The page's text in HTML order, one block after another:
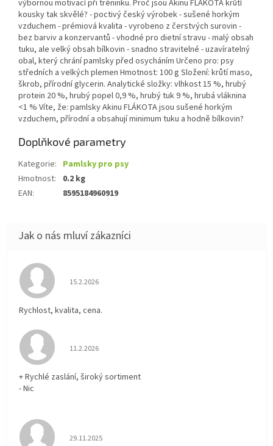
výbornou motivací při tréninku. Proč jsou Akinu FLÁKOTA krůtí
kousky tak skvělé? - poctivý český výrobek - sušené horkým
vzduchem - prémiová kvalita - vyrobeno z čerstvých surovin -
bez barviv a konzervantů - vhodné pro dietní stravu - malý obsah
tuku, ale velký obsah bílkovin - snadno stravitelné - uzavíratelný
obal, který chrání pamlsky před osycháním Určeno pro: psy
středních a velkých plemen Hmotnost: 100 g Složení: krůtí maso,
škrob, přírodní glycerin. Analytické složky: vlhkost 15 %, hrubý
protein 20 %, hrubý popel 0,9 %, hrubý tuk 9 %, hrubá vláknina
<1 % Víte, že: pamlsky Akinu FLÁKOTA jsou sušené horkým
vzduchem, přírodní a obsahují minimum tuku a hodně bílkovin?
Doplňkové parametry
Kategorie: Pamlsky pro psy
Hmotnost:
0.2 kg
EAN: 8595184960919
Hodnocení obchodu je 5 z 5 hvězdiček.
15.2.2026
Rychlost, kvalita, cena.
Hodnocení obchodu je 5 z 5 hvězdiček.
11.2.2026
+ Rychlé zaslání, široký sortiment
- Nic
Hodnocení obchodu je 5 z 5 hvězdiček.
29.11.2025